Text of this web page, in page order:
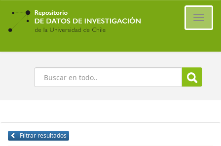
Ir
contenido
principal
Buscar
Filtrar resultados